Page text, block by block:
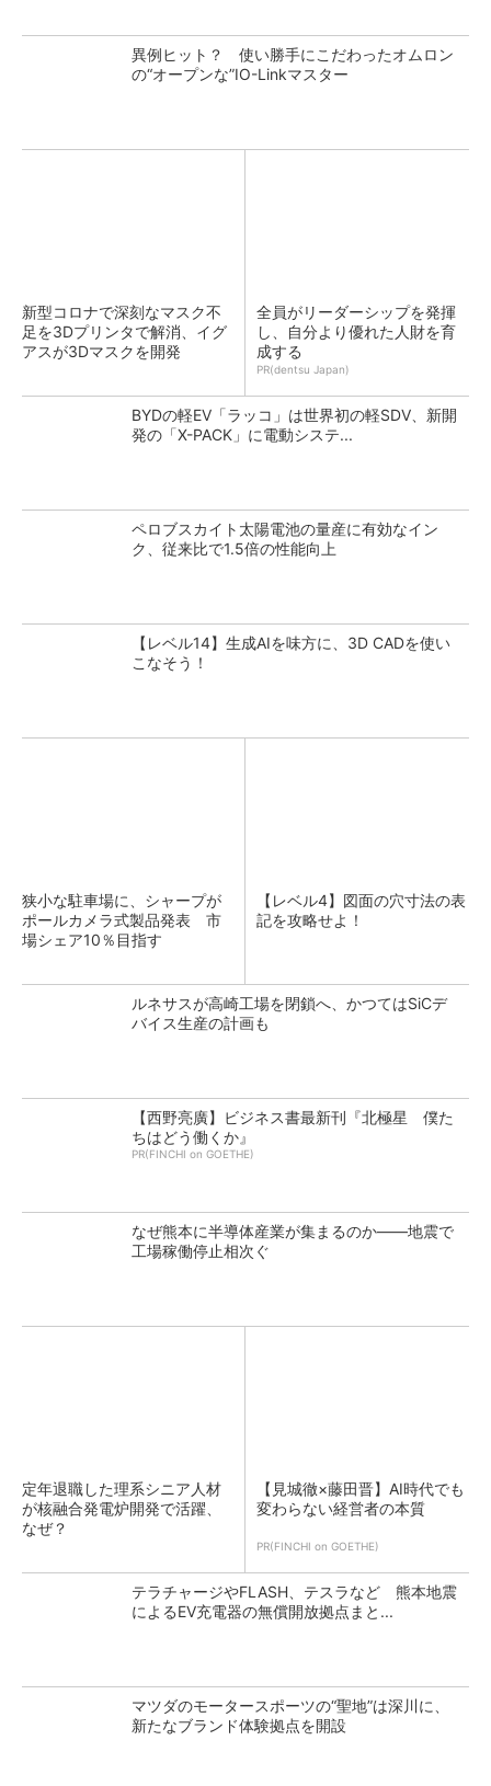
異例ヒット？ 使い勝手にこだわったオムロン
の“オープンな”IO-Linkマスター
新型コロナで深刻なマスク不
足を3Dプリンタで解消、イグ
アスが3Dマスクを開発
全員がリーダーシップを発揮
し、自分より優れた人財を育
成する
PR(dentsu Japan)
BYDの軽EV「ラッコ」は世界初の軽SDV、新開
発の「X-PACK」に電動システ...
ペロブスカイト太陽電池の量産に有効なイン
ク、従来比で1.5倍の性能向上
【レベル14】生成AIを味方に、3D CADを使い
こなそう！
狭小な駐車場に、シャープが
ポールカメラ式製品発表 市
場シェア10％目指す
【レベル4】図面の穴寸法の表
記を攻略せよ！
ルネサスが高崎工場を閉鎖へ、かつてはSiCデ
バイス生産の計画も
【西野亮廣】ビジネス書最新刊『北極星 僕た
ちはどう働くか』
PR(FINCHI on GOETHE)
なぜ熊本に半導体産業が集まるのか――地震で
工場稼働停止相次ぐ
定年退職した理系シニア人材
が核融合発電炉開発で活躍、
なぜ？
【見城徹×藤田晋】AI時代でも
変わらない経営者の本質
PR(FINCHI on GOETHE)
テラチャージやFLASH、テスラなど 熊本地震
によるEV充電器の無償開放拠点まと...
マツダのモータースポーツの“聖地”は深川に、
新たなブランド体験拠点を開設